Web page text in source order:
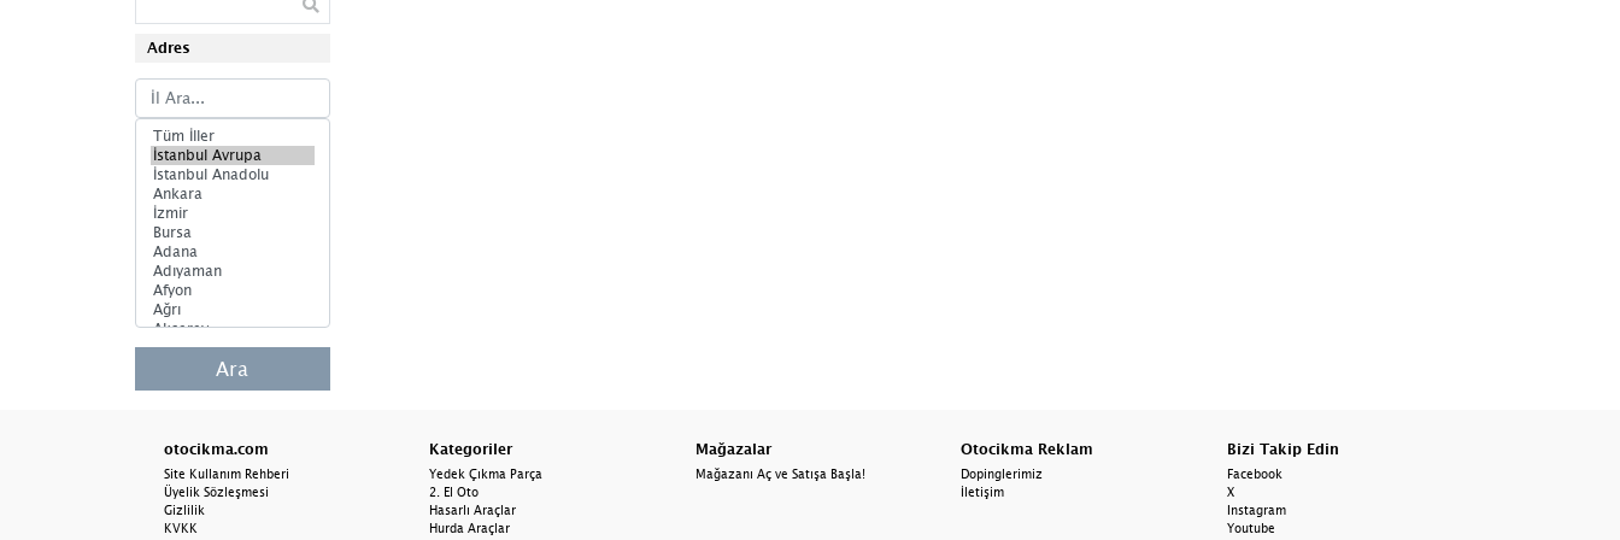
Cam Açma Anahtarı
Cam Modülü
Cam Motoru
Darbe Sensörü
Depo Kapağı Motoru
Eksantrik Sensörü
El Freni Butonu
El Freni Motoru
Far Anahtarı
Far Beyni
Adres
Ara
otocikma.com
Site Kullanım Rehberi
Üyelik Sözleşmesi
Gizlilik
KVKK
Kategoriler
Yedek Çıkma Parça
2. El Oto
Hasarlı Araçlar
Hurda Araçlar
Mağazalar
Mağazanı Aç ve Satışa Başla!
Otocikma Reklam
Dopinglerimiz
İletişim
Bizi Takip Edin
Facebook
X
Instagram
Youtube